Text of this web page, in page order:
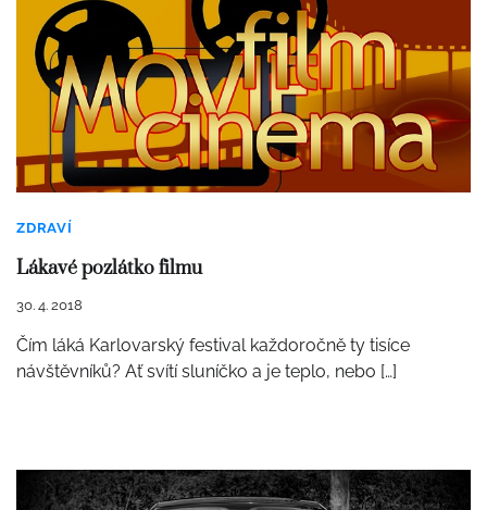
ZDRAVÍ
Lákavé pozlátko filmu
30. 4. 2018
Čím láká Karlovarský festival každoročně ty tisíce
návštěvníků? Ať svítí sluníčko a je teplo, nebo […]